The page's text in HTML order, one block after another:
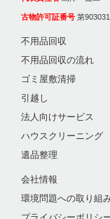
古物許可証番号 第
不用品回収
不用品回収の流れ
ゴミ屋敷清掃
引越し
法人向けサービス
ハウスクリーニング
遺品整理
会社情報
環境問題への取り組